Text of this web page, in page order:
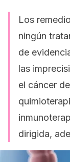
Los
ningún
de
las
el cáncer
dirigida,